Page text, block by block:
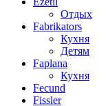
Отдых
Fabrikators
Кухня
Детям
Faplana
Кухня
Fecund
Fissler